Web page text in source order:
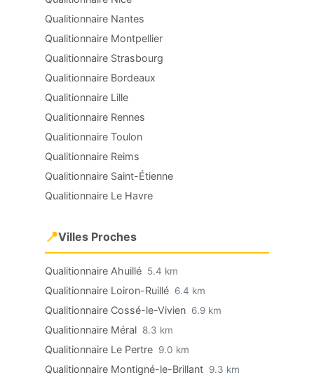
Qualitionnaire Nantes
Qualitionnaire Montpellier
Qualitionnaire Strasbourg
Qualitionnaire Bordeaux
Qualitionnaire Lille
Qualitionnaire Rennes
Qualitionnaire Toulon
Qualitionnaire Reims
Qualitionnaire Saint-Étienne
Qualitionnaire Le Havre
📍Villes Proches
Qualitionnaire Ahuillé 5.4 km
Qualitionnaire Loiron-Ruillé 6.4 km
Qualitionnaire Cossé-le-Vivien 6.9 km
Qualitionnaire Méral 8.3 km
Qualitionnaire Le Pertre 9.0 km
Qualitionnaire Montigné-le-Brillant 9.3 km